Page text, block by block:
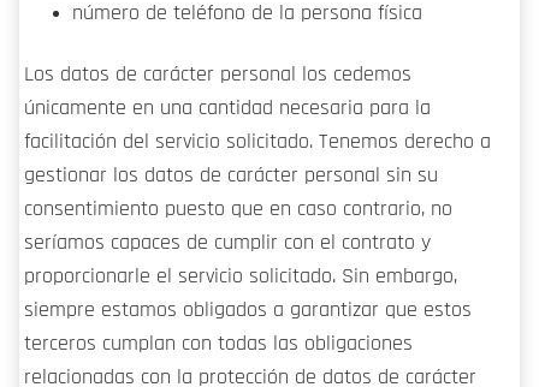
número de teléfono de la persona física
Los datos de carácter personal los cedemos
únicamente en una cantidad necesaria para la
facilitación del servicio solicitado. Tenemos derecho a
gestionar los datos de carácter personal sin su
consentimiento puesto que en caso contrario, no
seríamos capaces de cumplir con el contrato y
proporcionarle el servicio solicitado. Sin embargo,
siempre estamos obligados a garantizar que estos
terceros cumplan con todas las obligaciones
relacionadas con la protección de datos de carácter